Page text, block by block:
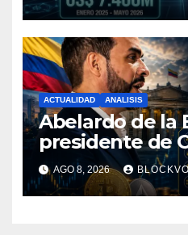
ACTUALIDAD ANALISIS
Abelardo de la
presidente de
comienza su
puede cambiar
economía y el
AGO 8, 2026